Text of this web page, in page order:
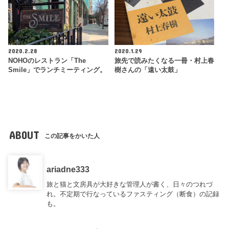
2020.2.28
NOHOのレストラン「The
Smile」でランチミーティング。
2020.1.29
旅先で読みたくなる一冊・村上春
樹さんの「遠い太鼓」
ABOUT この記事をかいた人
ariadne333
旅と猫と文房具が大好きな管理人が書く、日々のつれづ
れ。不定期で行なっているファスティング（断食）の記録
も。